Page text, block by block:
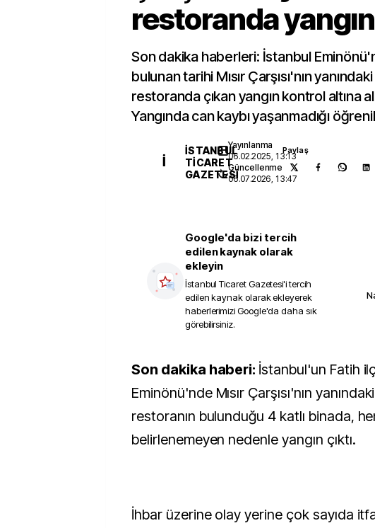
restoranda yangın
Son dakika haberleri: İstanbul
bulunan tarihi Mısır Çarşısı'nın yanındaki
restoranda çıkan yangın kontrol altına
Yangında can kaybı yaşanmadığı
İ
İSTANBUL
TICARET
GAZETESI
Yayınlanma
06.02.2025, 13:13
Güncellenme
06.07.2026, 13:47
Paylaş
Google'da bizi tercih
edilen kaynak olarak
ekleyin
İstanbul Ticaret Gazetesi'i tercih
edilen kaynak olarak ekleyerek
haberlerimizi Google'da daha sık
görebilirsiniz.
Son dakika haberi: İstanbul'un Fatih
Eminönü'nde Mısır Çarşısı'nın yanındaki
restoranın bulunduğu 4 katlı binada,
belirlenemeyen nedenle yangın çıktı.
İhbar üzerine olay yerine çok sayıda